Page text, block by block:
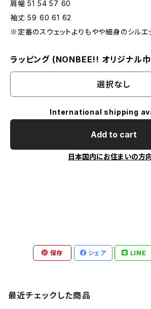
肩幅 51 54 57 60
袖丈 59 60 61 62
※定番のスウェットよりもやや細身のシルエ
ラッピング (NONBEE!! オリジナル
選択なし
International shipping
Add to cart
日本国内にお住まいの方
保存 シェア LINE
最近チェックした商品